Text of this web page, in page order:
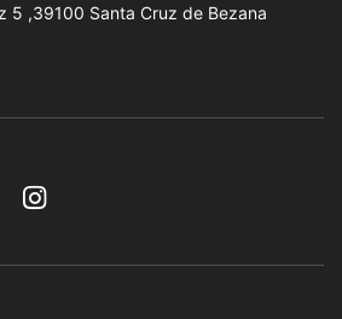
5 ,39100 Santa Cruz de Bezana